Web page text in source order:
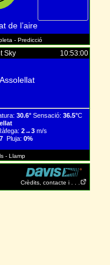
de l’aire
- Predicció
Sky 10:53:00
Assolellat
30.6°Sensació: 36.5°C
2→3 m/s
7 Pluja: 0%
- Llamp
Crèdits, contacte i . . .